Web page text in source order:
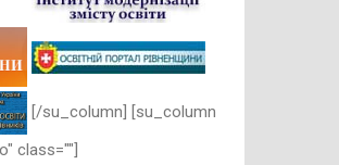
[/su_column] [su_column
class=""]